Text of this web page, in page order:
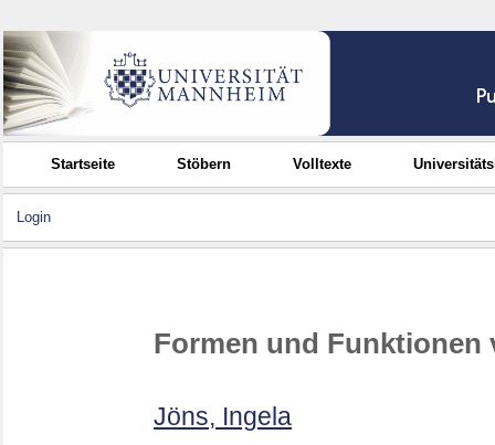
Startseite Stöbern Volltexte
Login
Formen und
Jöns, Ingela